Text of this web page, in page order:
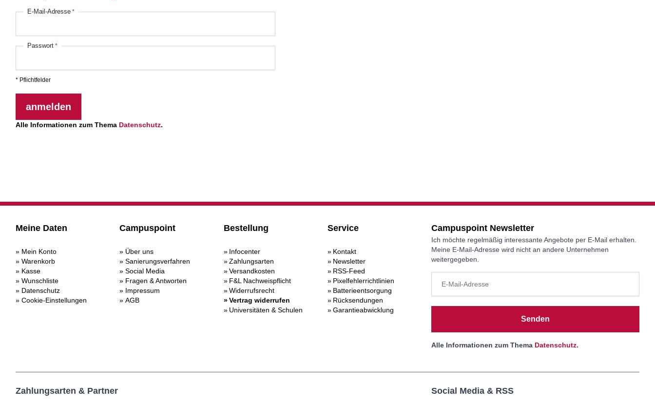
E-Mail-Adresse
Passwort
* Pflichtfelder
anmelden
Alle Informationen zum Thema Datenschutz.
Meine Daten
Mein Konto
Warenkorb
Kasse
Wunschliste
Datenschutz
Cookie-Einstellungen
Campuspoint
Über uns
Sanierungsverfahren
Social Media
Fragen & Antworten
Impressum
AGB
Bestellung
Infocenter
Zahlungsarten
Versandkosten
F&L Nachweispflicht
Widerrufsrecht
Vertrag widerrufen
Universitäten & Schulen
Service
Kontakt
Newsletter
RSS-Feed
Pixelfehlerrichtlinien
Batterieentsorgung
Rücksendungen
Garantieabwicklung
Campuspoint Newsletter
Ich möchte regelmäßig interessante Angebote per E-Mail erhalten.
Meine E-Mail-Adresse wird nicht an andere Unternehmen
weitergegeben.
Senden
Alle Informationen zum Thema Datenschutz.
Zahlungsarten & Partner Social Media & RSS